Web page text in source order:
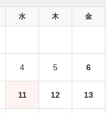
水 木 金
4 5 6
11 12 13